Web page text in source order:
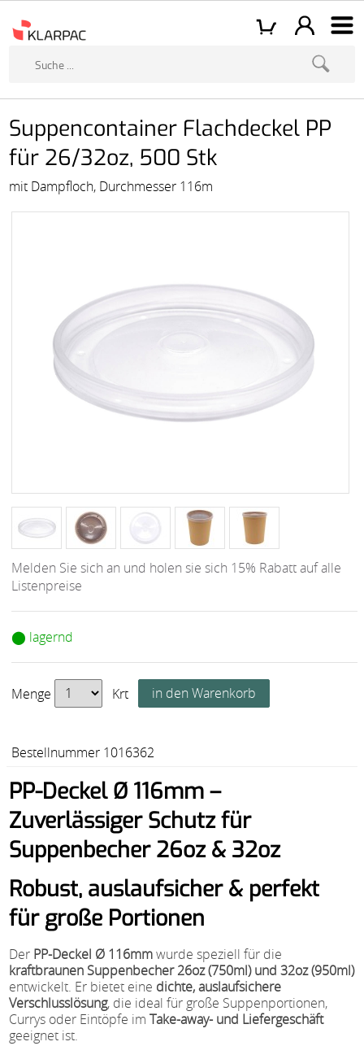
Suppencontainer Flachdeckel PP
für 26/32oz, 500 Stk
mit Dampfloch, Durchmesser 116m
Melden Sie sich an und holen sie sich 15% Rabatt auf alle
Listenpreise
⬤ lagernd
Menge Krt
Bestellnummer 1016362
PP-Deckel Ø 116mm –
Zuverlässiger Schutz für
Suppenbecher 26oz & 32oz
Robust, auslaufsicher & perfekt
für große Portionen
Der PP-Deckel Ø 116mmwurde speziell für die
kraftbraunen Suppenbecher 26oz (750ml) und 32oz (950ml)
entwickelt. Er bietet eine dichte, auslaufsichere
Verschlusslösung, die ideal für große Suppenportionen,
Currys oder Eintöpfe imTake-away- und Liefergeschäft
geeignet ist.